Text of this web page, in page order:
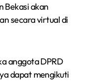
Bekasi akan
secara virtual di
anggota DPRD
dapat mengikuti